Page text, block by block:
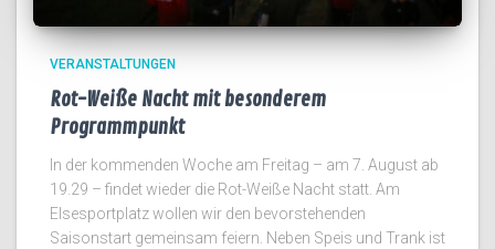
VERANSTALTUNGEN
Rot-Weiße Nacht mit besonderem
Programmpunkt
In der kommenden Woche am Freitag – am 7. August ab
19.29 – findet wieder die Rot-Weiße Nacht statt. Am
Elsesportplatz wollen wir den bevorstehenden
Saisonstart gemeinsam feiern. Neben Speis und Trank ist